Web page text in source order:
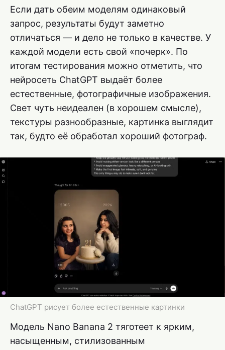
Если дать обеим моделям одинаковый
запрос, результаты будут заметно
отличаться — и дело не только в качестве. У
каждой модели есть свой «почерк». По
итогам тестирования можно отметить, что
нейросеть ChatGPT выдаёт более
естественные, фотографичные изображения.
Свет чуть неидеален (в хорошем смысле),
текстуры разнообразные, картинка выглядит
так, будто её обработал хороший фотограф.
ChatGPT рисует более естественные картинки
Модель Nano Banana 2 тяготеет к ярким,
насыщенным, стилизованным